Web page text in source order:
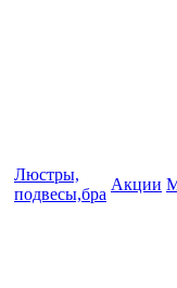
Люстры,
подвесы,бра
Акции